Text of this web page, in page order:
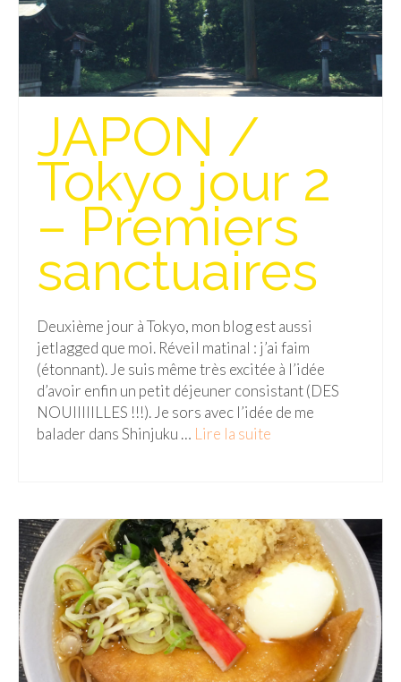
Corée du Sud
Japon
Fukuoka
Kamakura
Kyoto
Mont Fuji
Nikko
Tokyo
Cameron Highlands
Penang
Singapour
Hanoi
Hué
Mai Chau
Mu Cang Chai
Ninh Binh
JAPON /
Tokyo jour 2
– Premiers
sanctuaires
Deuxième jour à Tokyo, mon blog est aussi
jetlagged que moi. Réveil matinal : j’ai faim
(étonnant). Je suis même très excitée à l’idée
d’avoir enfin un petit déjeuner consistant (DES
NOUIIIIILLES !!!). Je sors avec l’idée de me
balader dans Shinjuku … Lire la suite­­